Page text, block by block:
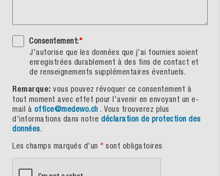
Consentement:*
J'autorise que les données que j'ai fournies soient
enregistrées durablement à des fins de contact et
de renseignements supplémentaires éventuels.
Remarque: vous pouvez révoquer ce consentement à
tout moment avec effet pour l'avenir en envoyant un e-
mail à office@medewo.ch . Vous trouverez plus
d'informations dans notre déclaration de protection des
données.
Les champs marqués d'un * sont obligatoires